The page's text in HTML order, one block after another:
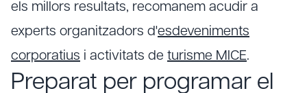
els millors resultats, recomanem acudir a
experts organitzadors d'esdeveniments
corporatius i activitats de turisme MICE.
Preparat per programar el